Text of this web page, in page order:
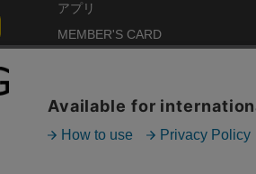
アプリ
MEMBER'S CARD